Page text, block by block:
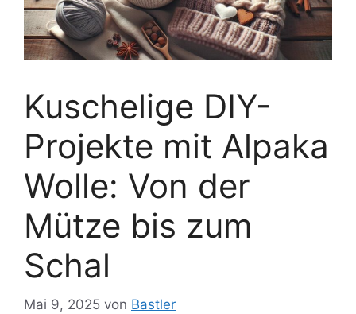
Kuschelige DIY-
Projekte mit Alpaka
Wolle: Von der
Mütze bis zum
Schal
Mai 9, 2025 von Bastler